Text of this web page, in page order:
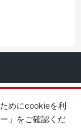
めにcookieを利
」をご確認くだ